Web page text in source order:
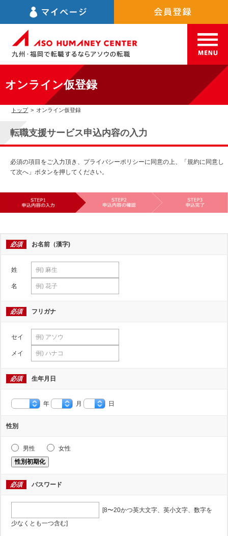
オンライン仮登録
トップ > オンライン仮登録
転職支援サービス申込内容の入力
必須の項目をご入力頂き、プライバシーポリシーに同意の上、「規約に同意し
て次へ」ボタンを押してください。
必須 お名前（漢字)
姓
名
必須 フリガナ
セイ
メイ
必須 生年月日
年 月 日
性別
男性
女性
性別初期化
必須 パスワード
[8〜20かつ英大文字、英小文字、数字を
少なくとも一つ含む]